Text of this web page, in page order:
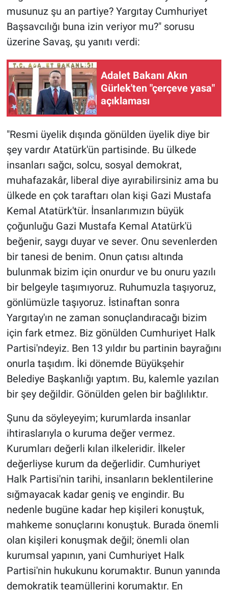
musunuz şu an partiye? Yargıtay Cumhuriyet
Başsavcılığı buna izin veriyor mu?" sorusu
üzerine Savaş, şu yanıtı verdi:
Adalet Bakanı Akın
Gürlek'ten "çerçeve yasa"
açıklaması
"Resmi üyelik dışında gönülden üyelik diye bir
şey vardır Atatürk'ün partisinde. Bu ülkede
insanları sağcı, solcu, sosyal demokrat,
muhafazakâr, liberal diye ayırabilirsiniz ama bu
ülkede en çok taraftarı olan kişi Gazi Mustafa
Kemal Atatürk'tür. İnsanlarımızın büyük
çoğunluğu Gazi Mustafa Kemal Atatürk'ü
beğenir, saygı duyar ve sever. Onu sevenlerden
bir tanesi de benim. Onun çatısı altında
bulunmak bizim için onurdur ve bu onuru yazılı
bir belgeyle taşımıyoruz. Ruhumuzla taşıyoruz,
gönlümüzle taşıyoruz. İstinaftan sonra
Yargıtay'ın ne zaman sonuçlandıracağı bizim
için fark etmez. Biz gönülden Cumhuriyet Halk
Partisi'ndeyiz. Ben 13 yıldır bu partinin bayrağını
onurla taşıdım. İki dönemde Büyükşehir
Belediye Başkanlığı yaptım. Bu, kalemle yazılan
bir şey değildir. Gönülden gelen bir bağlılıktır.
Şunu da söyleyeyim; kurumlarda insanlar
ihtiraslarıyla o kuruma değer vermez.
Kurumları değerli kılan ilkeleridir. İlkeler
değerliyse kurum da değerlidir. Cumhuriyet
Halk Partisi'nin tarihi, insanların beklentilerine
sığmayacak kadar geniş ve engindir. Bu
nedenle bugüne kadar hep kişileri konuştuk,
mahkeme sonuçlarını konuştuk. Burada önemli
olan kişileri konuşmak değil; önemli olan
kurumsal yapının, yani Cumhuriyet Halk
Partisi'nin hukukunu korumaktır. Bunun yanında
demokratik teamüllerini korumaktır. En